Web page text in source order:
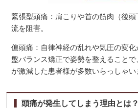
緊張型頭痛：肩こりや首の筋肉（後
流を阻害。
偏頭痛：自律神経の乱れや気圧の変
盤バランス矯正で姿勢を整えること
が激減した患者様が多数いらっしゃい
頭痛が発生してしまう理由とは？